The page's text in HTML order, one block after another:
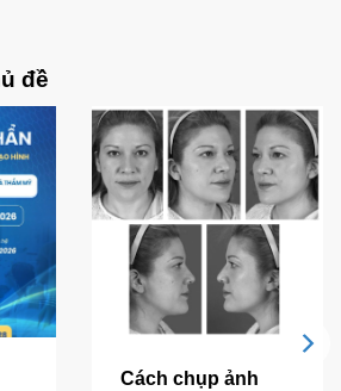
đề
Cách chụp ảnh